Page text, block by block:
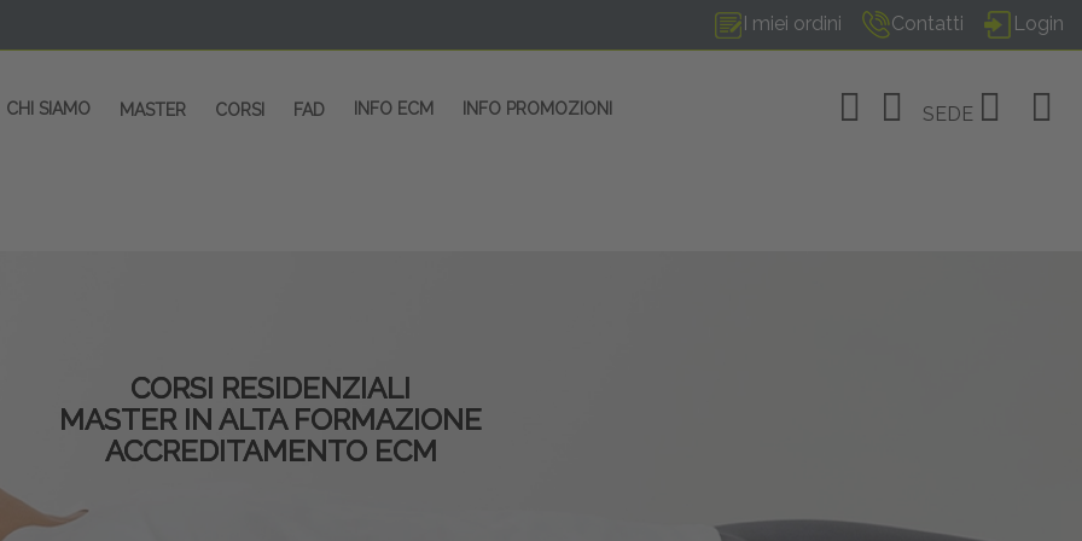
I miei ordini Contatti Login
CHI SIAMO MASTER CORSI FAD INFO ECM INFO PROMOZIONI SEDE
CORSI RESIDENZIALI
MASTER IN ALTA FORMAZIONE
ACCREDITAMENTO ECM